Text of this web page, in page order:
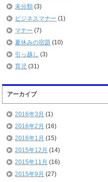
未分類 (3)
ビジネスマナー (1)
マナー (7)
夏休みの宿題 (10)
引っ越し (3)
育児 (31)
アーカイブ
2016年3月 (1)
2016年2月 (16)
2016年1月 (15)
2015年12月 (14)
2015年11月 (16)
2015年9月 (27)